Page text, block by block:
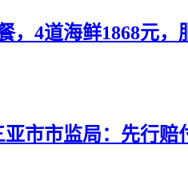
，4道海鲜1868元
亚市市监局：先行赔